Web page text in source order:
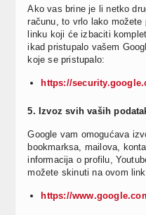
Ako vas brine je li netko
računu, to vrlo lako možete
linku koji će izbaciti
ikad pristupalo vašem
koje se pristupalo:
https://
5. Izvoz svih vaših
Google vam omogućava
bookmarksa, mailova,
informacija o profilu,
možete skinuti na ovom
https://